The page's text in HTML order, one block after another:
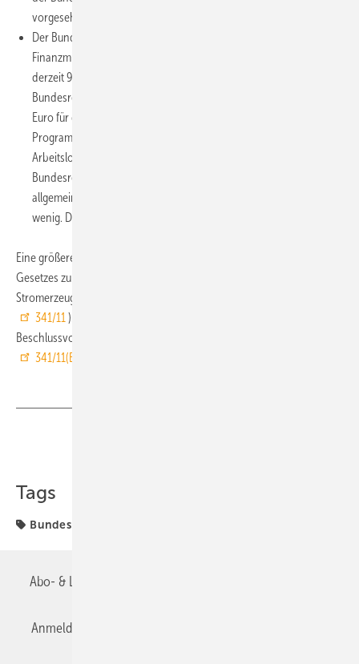
vorgesehen.
Der Bundesrat hat die Bundesregierung aufgefordert, die
Finanzmittel des CO
derzeit 936 Mio. Euro für das Jahr 2011 über die von der
Bundesregierung genannten 1,5 Mrd. Euro auf jeweils 5 Mrd.
Euro für die Jahre 2012 bis 2014 zu erhöhen und das
Programm durch Ausfall-Fonds für Sanierer (z.B. bei
Arbeitslosigkeit oder Krankheit) zu ergänzen. Die von der
Bundesregierung benannten 1,5 Mrd. Euro/a seien nach
allgemeiner Auffassung für zusätzliche Anreize deutlich zu
wenig. Die zusätzlichen Mittel soll der Bund tragen.
Eine größere und sehr dynamische Baustelle bleibt der „Entwurf eines
Gesetzes zur Neuregelung des Rechtsrahmens für die Förderung der
Stromerzeugung aus erneuerbaren Energien“ (Bundesratsdrucksache
341/11 ). Hier hat der Bundesrat auf der Basis von insgesamt elf
Beschlussvorlagen eine 40-seitige Stellungnahme verabschiedet (
341/11(B)
Tags
Bundesrat
Abo- & Leserservice
Anmelden